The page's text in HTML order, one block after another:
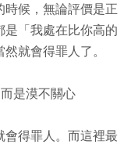
時候，無論評價是正
「我處在比你高的
就會得罪人了。
是漠不關心
得罪人。而這裡最